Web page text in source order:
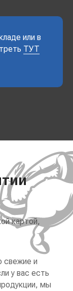
или в
ТУТ
картой,
свежие и
у вас есть
мы